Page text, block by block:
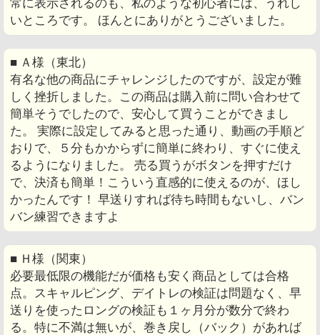
常に表示されるのも、私のような初心者には、うれし
いところです。 ほんとにありがとうございました。
■ Ａ様（東北）
有名な他の商品にチャレンジしたのですが、設定が難
しく挫折しました。この商品は購入前に問い合わせて
簡単そうでしたので、安心して買うことができまし
た。 実際に設定してみると思った通り、動画の手順ど
おりで、５分もかからずに簡単に終わり、すぐに使え
るようになりました。 売る買うがボタンを押すだけ
で、決済も簡単！こういう直感的に使えるのが、ほし
かったんです！ 早送りすれば待ち時間もないし、バン
バン練習できますよ
■ Ｈ様（関東）
必要最低限の機能だが価格も安く商品としては合格
点。スキャルピング、デイトレの検証は問題なく、早
送りを使ったロングの検証も１ヶ月分が数分で終わ
る。特に不満は無いが、巻き戻し（バック）があれば